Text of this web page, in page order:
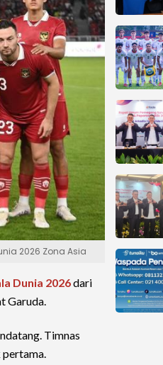
2026 Zona Asia
Dunia 2026dari
Garuda.
Timnas
pertama.